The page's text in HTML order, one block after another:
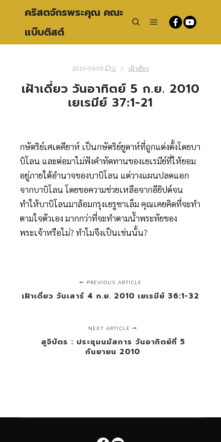
คริสตจักรพระคุณ คณะ
แบ๊บติสต์
2010-09-05 0 เฝ้าเดี่ยว
เฝ้าเดี่ยว วันอาทิตย์ 5 ก.ย. 2010
เยเรมีย์ 37:1-21
กษัตริย์เศเดคียาห์ เป็นกษัตริย์ยูดาห์ที่ถูกแต่งตั้งโดยบา
บิโลน และต่อมาไม่ฟังคำทัดทานของเยเรมีย์ที่ให้ยอม
อยู่ภายใต้อำนาจของบาบิโลน แต่วางแผนปลดแอก
จากบาบิโลน โดยขอความช่วยเหลือจากอียิปต์จน
ทำให้บาบิโลนมาล้อมกรุงเยรูซาเล็ม คุณเคยคิดที่จะทำ
ตามใจตัวเอง มากกว่าที่จะทำตามน้ำพระทัยของ
พระเจ้าหรือไม่? ทำไมจึงเป็นเช่นนั้น?
PREVIOUS ARTICLE
เฝ้าเดี่ยว วันเสาร์ 4 ก.ย. 2010 เยเรมีย์ 36:1-32
NEXT ARTICLE
สูจิบัตร : ประชุมนมัสการ วันอาทิตย์ที่ 5
กันยายน 2010